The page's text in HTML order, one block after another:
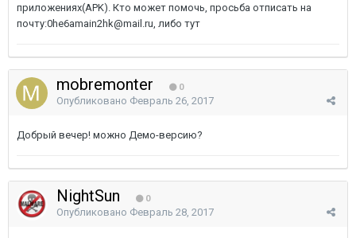
приложениях(APK). Кто может помочь, просьба отписать на
почту:0he6amain2hk@mail.ru, либо тут
mobremonter 0
Опубликовано Февраль 26, 2017
Добрый вечер! можно Демо-версию?
NightSun 0
Опубликовано Февраль 28, 2017